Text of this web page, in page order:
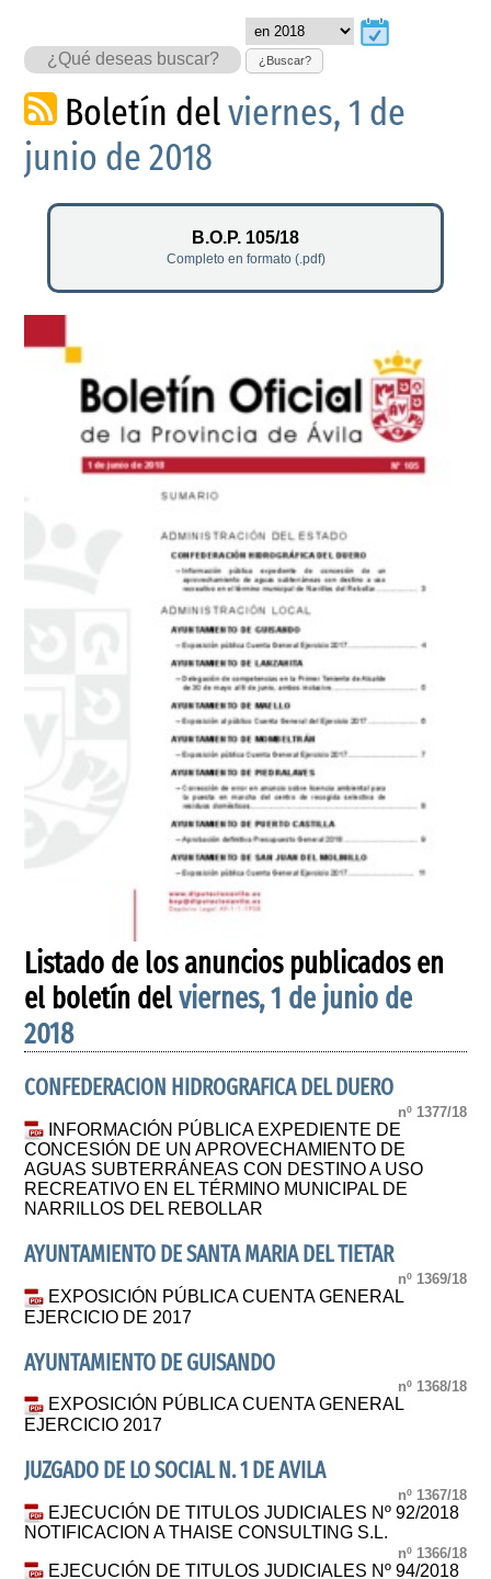
¿Buscar?
Boletín delviernes, 1 de
junio de 2018
B.O.P. 105/18
Completo en formato (.pdf)
Listado de los anuncios publicados en
el boletín delviernes, 1 de junio de
2018
CONFEDERACION HIDROGRAFICA DEL DUERO
nº 1377/18
INFORMACIÓN PÚBLICA EXPEDIENTE DE
CONCESIÓN DE UN APROVECHAMIENTO DE
AGUAS SUBTERRÁNEAS CON DESTINO A USO
RECREATIVO EN EL TÉRMINO MUNICIPAL DE
NARRILLOS DEL REBOLLAR
AYUNTAMIENTO DE SANTA MARIA DEL TIETAR
nº 1369/18
EXPOSICIÓN PÚBLICA CUENTA GENERAL
EJERCICIO DE 2017
AYUNTAMIENTO DE GUISANDO
nº 1368/18
EXPOSICIÓN PÚBLICA CUENTA GENERAL
EJERCICIO 2017
JUZGADO DE LO SOCIAL N. 1 DE AVILA
nº 1367/18
EJECUCIÓN DE TITULOS JUDICIALES Nº 92/2018
NOTIFICACION A THAISE CONSULTING S.L.
nº 1366/18
EJECUCIÓN DE TITULOS JUDICIALES Nº 94/2018